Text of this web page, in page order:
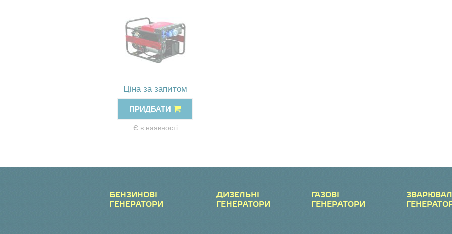
Ціна за запитом
ПРИДБАТИ
Є в наявності
БЕНЗИНОВІ
ГЕНЕРАТОРИ
ДИЗЕЛЬНІ
ГЕНЕРАТОРИ
ГАЗОВІ
ГЕНЕРАТОРИ